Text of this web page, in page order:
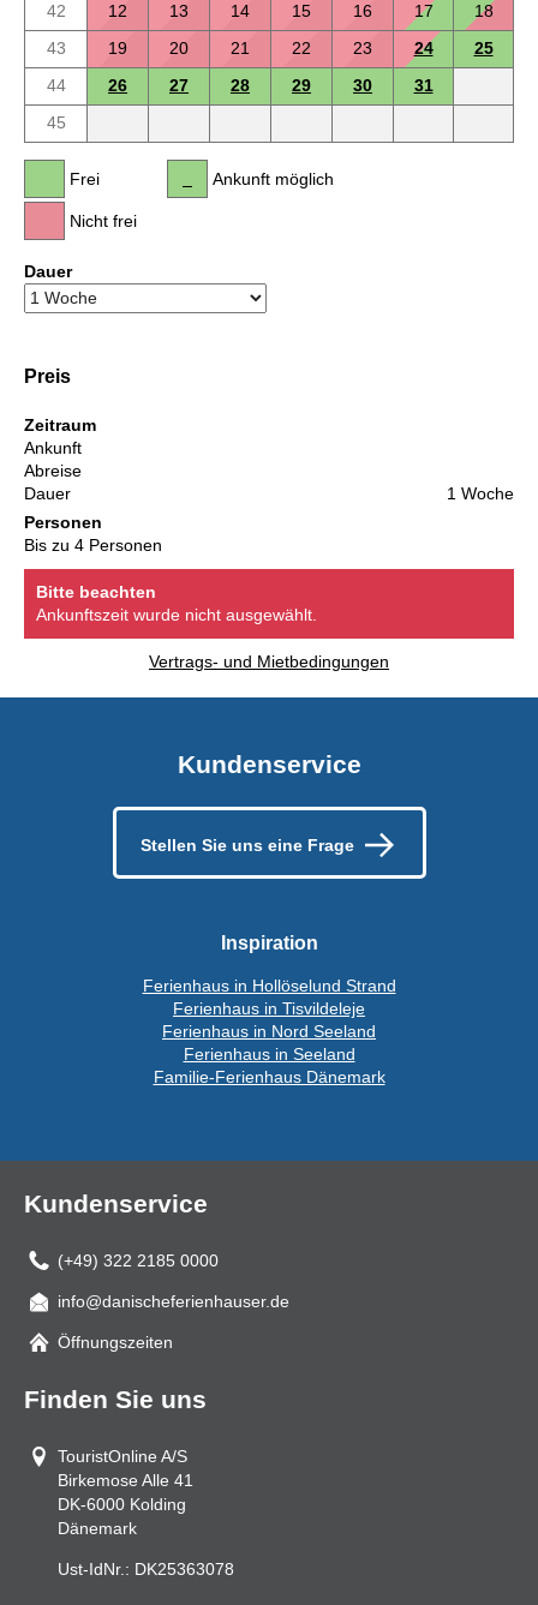
42
12 13 14 15 16 17
18
43
19 20 21 22 23 24
25
44
26 27 28 29 30
31
45
Frei
Nicht frei
Ankunft möglich
Dauer
Preis
Zeitraum
Ankunft
Abreise
Dauer
1 Woche
Personen
Bis zu 4 Personen
Bitte beachten
Ankunftszeit wurde nicht ausgewählt.
Vertrags- und Mietbedingungen
Kundenservice
Stellen Sie uns eine Frage
Inspiration
Ferienhaus in Hollöselund Strand
Ferienhaus in Tisvildeleje
Ferienhaus in Nord Seeland
Ferienhaus in Seeland
Familie-Ferienhaus Dänemark
Kundenservice
(+49) 322 2185 0000
Mail
info@danischeferienhauser.de
Öffnungszeiten
Finden Sie uns
TouristOnline A/S
Birkemose Alle 41
DK-6000 Kolding
Dänemark
Ust-IdNr.: DK25363078